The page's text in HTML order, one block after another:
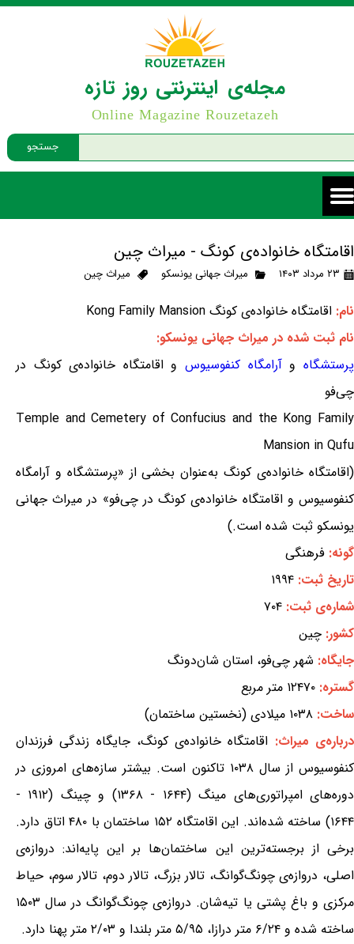
جستجو
مجله‌ی اینترنتی روز تازه
Online Magazine Rouzetazeh
اقامتگاه خانواده‌ی کونگ - میراث چین
۲۳ مرداد ۱۴۰۳ میراث جهانی یونسکو میراث چین
نام: اقامتگاه خانواده‌ی کونگ Kong Family Mansion
نام ثبت شده در میراث جهانی یونسکو:
پرستشگاه وآرامگاه کنفوسیوسو اقامتگاه خانواده‌ی کونگ در
چی‌فو
Temple and Cemetery of Confucius and the Kong Family
Mansion in Qufu
(اقامتگاه خانواده‌ی کونگ به‌عنوان بخشی از «پرستشگاه و آرامگاه
کنفوسیوس و اقامتگاه خانواده‌ی کونگ در چی‌فو» در میراث جهانی
یونسکو ثبت شده است.)
گونه: فرهنگی
تاریخ ثبت: ۱۹۹۴
شماره‌ی ثبت: ۷۰۴
کشور: چین
جایگاه: شهر چی‌فو، استان شان‌دونگ
گستره: ۱۲۴۷۰ متر مربع
ساخت: ۱۰۳۸ میلادی (نخستین ساختمان)
درباره‌ی میراث: اقامتگاه خانواده‌ی کونگ، جایگاه زندگی فرزندان
کنفوسیوس از سال ۱۰۳۸ تاکنون است. بیشتر سازه‌های امروزی در
دوره‌های امپراتوری‌های مینگ (۱۶۴۴ - ۱۳۶۸) و چینگ (۱۹۱۲ -
۱۶۴۴) ساخته شده‌اند. این اقامتگاه ۱۵۲ ساختمان با ۴۸۰ اتاق دارد.
برخی از برجسته‌ترین این ساختمان‌ها بر این پایه‌اند: دروازه‌ی
اصلی، دروازه‌ی چونگ‌گوانگ، تالار بزرگ، تالار دوم، تالار سوم، حیاط
مرکزی و باغ پشتی یا تیه‌شان. دروازه‌ی چونگ‌گوانگ در سال ۱۵۰۳
ساخته شده و ۶/۲۴ متر درازا، ۵/۹۵ متر بلندا و ۲/۰۳ متر پهنا دارد.